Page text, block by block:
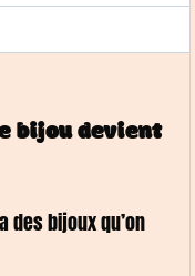
bijou devient
des bijoux qu’on